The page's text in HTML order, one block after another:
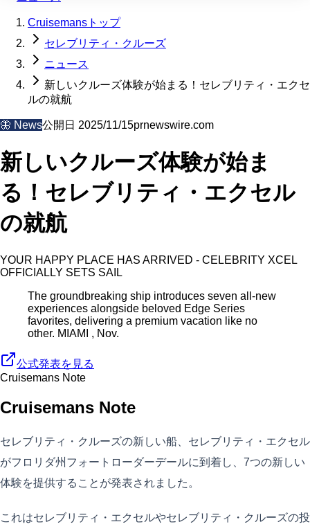
Cruisemansトップ
セレブリティ・クルーズ
ニュース
新しいクルーズ体験が始まる！セレブリティ・エクセ
ルの就航
🦋 News公開日 2025/11/15prnewswire.com
新しいクルーズ体験が始ま
る！セレブリティ・エクセル
の就航
YOUR HAPPY PLACE HAS ARRIVED - CELEBRITY XCEL
OFFICIALLY SETS SAIL
The groundbreaking ship introduces seven all-new
experiences alongside beloved Edge Series
favorites, delivering a premium vacation like no
other. MIAMI , Nov.
公式発表を見る
Cruisemans Note
Cruisemans Note
セレブリティ・クルーズの新しい船、セレブリティ・エクセル
がフロリダ州フォートローダーデールに到着し、7つの新しい
体験を提供することが発表されました。
これはセレブリティ・エクセルやセレブリティ・クルーズの投